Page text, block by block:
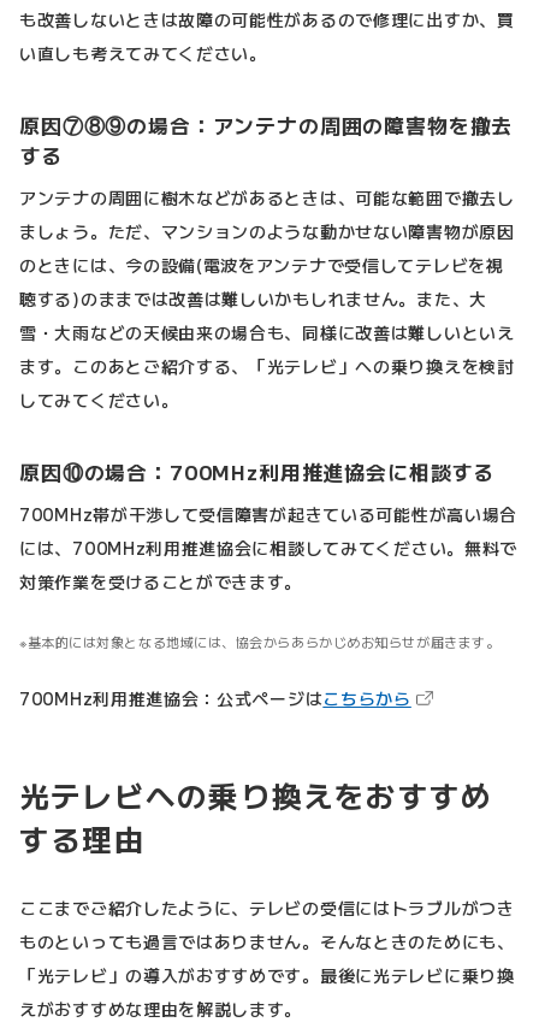
も改善しないときは故障の可能性があるので修理に出すか、買
い直しも考えてみてください。
原因⑦⑧⑨の場合：アンテナの周囲の障害物を撤去
する
アンテナの周囲に樹木などがあるときは、可能な範囲で撤去し
ましょう。ただ、マンションのような動かせない障害物が原因
のときには、今の設備(電波をアンテナで受信してテレビを視
聴する)のままでは改善は難しいかもしれません。また、大
雪・大雨などの天候由来の場合も、同様に改善は難しいといえ
ます。このあとご紹介する、「光テレビ」への乗り換えを検討
してみてください。
原因⑩の場合：700MHz利用推進協会に相談する
700MHz帯が干渉して受信障害が起きている可能性が高い場合
には、700MHz利用推進協会に相談してみてください。無料で
対策作業を受けることができます。
基本的には対象となる地域には、協会からあらかじめお知らせが届きます。
700MHz利用推進協会：公式ページはこちらから （新しいタブ
光テレビへの乗り換えをおすすめ
する理由
ここまでご紹介したように、テレビの受信にはトラブルがつき
ものといっても過言ではありません。そんなときのためにも、
「光テレビ」の導入がおすすめです。最後に光テレビに乗り換
えがおすすめな理由を解説します。